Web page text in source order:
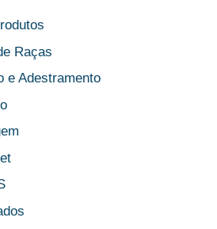
Raças
e Adestramento